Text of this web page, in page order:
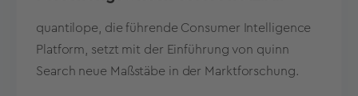
quantilope, die führende Consumer Intelligence
Platform, setzt mit der Einführung von quinn
Search neue Maßstäbe in der Marktforschung.